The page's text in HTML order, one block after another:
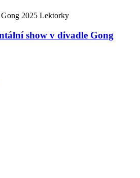
show v divadle Gong